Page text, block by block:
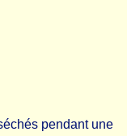
pendant une